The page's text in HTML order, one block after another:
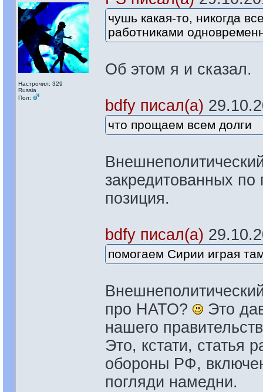
Настрочил: 329
Russia
Пол:
чушь какая-то, никогда
работниками
Об этом я и сказал.
bdfy писал(а)
что прощаем всем долги
закредитованных
позиция.
bdfy писал(а)
помогаем Сирии играя
про НАТО?
Это
нашего
Это, кстати, статья
обороны РФ,
погляди намедни.